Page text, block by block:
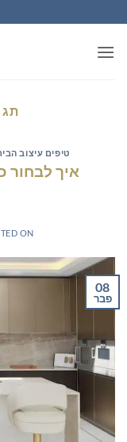
to
content
תג
טיפים עיצוב
איך לבחור
ON
08
פבר